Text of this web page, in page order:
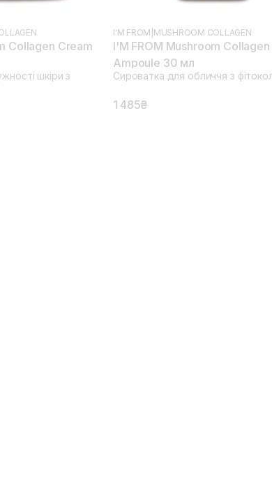
Collagen Cream
шкіри з
I'M FROM MUSHROOM COLLAGEN
I'M FROM Mushroom Collagen
Ampoule 30 мл
Сироватка для обличчя з
1 485₴